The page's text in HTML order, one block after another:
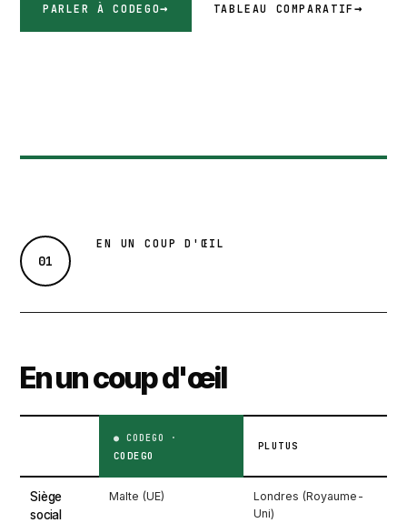
PARLER À CODEGO TABLEAU COMPARATIF
01
EN UN COUP D'ŒIL
En un coup d'œil
CODEGO
PLUTUS
Siège
social
Malte (UE)
Londres (Royaume-
Uni)